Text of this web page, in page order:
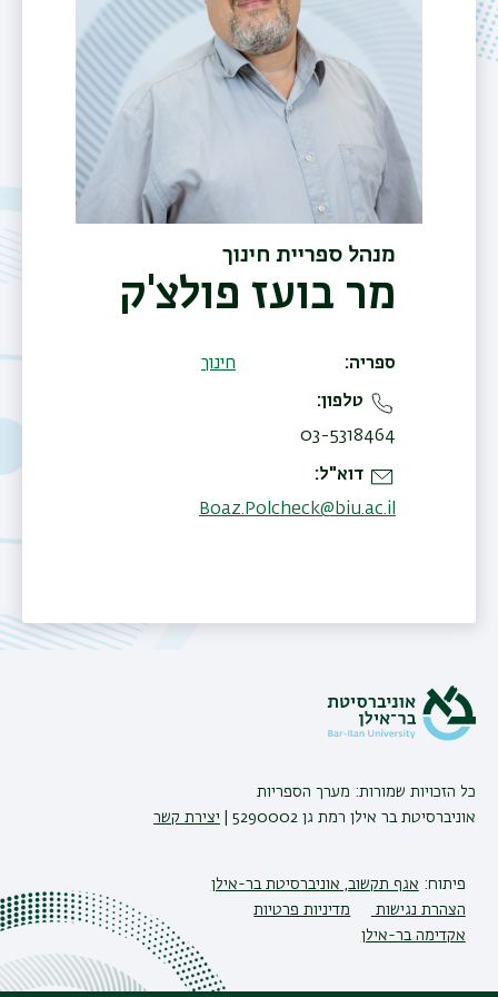
מנהל ספריית חינוך
מר בועז פולצ'ק
ספריה חינוך
טלפון
03-5318464
דוא"ל
Boaz.Polcheck@biu.ac.il
כל הזכויות שמורות: מערך הספריות
אוניברסיטת בר אילן רמת גן 5290002 |
יצירת קשר
פיתוח: אגף תקשוב, אוניברסיטת בר-אילן
הצהרת נגישות
מדיניות פרטיות
אקדימה בר-אילן